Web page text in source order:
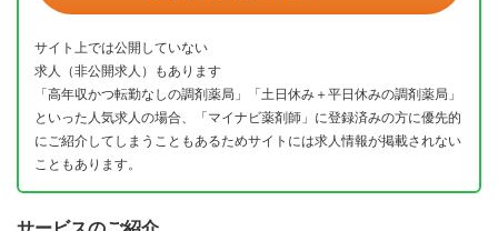
サイト上では公開していない
求人（非公開求人）もあります
「高年収かつ転勤なしの調剤薬局」「土日休み＋平日休みの調剤薬局」
といった人気求人の場合、「マイナビ薬剤師」に登録済みの方に優先的
にご紹介してしまうこともあるためサイトには求人情報が掲載されない
こともあります。